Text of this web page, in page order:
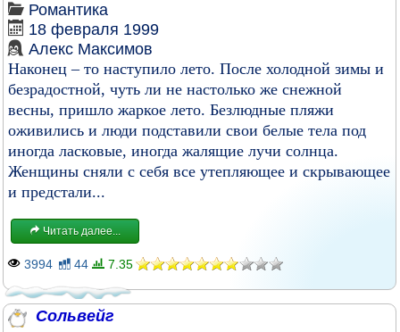
Романтика
18 февраля 1999
Алекс Максимов
Наконец – то наступило лето. После холодной зимы и
безрадостной, чуть ли не настолько же снежной
весны, пришло жаркое лето. Безлюдные пляжи
оживились и люди подставили свои белые тела под
иногда ласковые, иногда жалящие лучи солнца.
Женщины сняли с себя все утепляющее и скрывающее
и предстали...
Читать далее...
3994 44 7.35
Сольвейг